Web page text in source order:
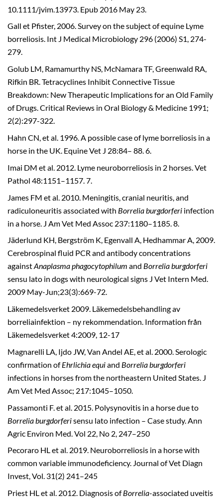
10.1111/jvim.13973. Epub 2016 May 23.
Gall et Pfister, 2006. Survey on the subject of equine Lyme
borreliosis. Int J Medical Microbiology 296 (2006) S1, 274-
279.
Golub LM, Ramamurthy NS, McNamara TF, Greenwald RA,
Rifkin BR. Tetracyclines Inhibit Connective Tissue
Breakdown: New Therapeutic Implications for an Old Family
of Drugs. Critical Reviews in Oral Biology & Medicine 1991;
2(2):297-322.
Hahn CN, et al. 1996. A possible case of lyme borreliosis in a
horse in the UK. Equine Vet J 28:84– 88. 6.
Imai DM et al. 2012. Lyme neuroborreliosis in 2 horses. Vet
Pathol 48:1151–1157. 7.
James FM et al. 2010. Meningitis, cranial neuritis, and
radiculoneuritis associated with Borrelia burgdorferi infection
in a horse. J Am Vet Med Assoc 237:1180–1185. 8.
Jäderlund KH, Bergström K, Egenvall A, Hedhammar A, 2009.
Cerebrospinal fluid PCR and antibody concentrations
againstAnaplasma phagocytophilum and Borrelia burgdorferi
sensu lato in dogs with neurological signs J Vet Intern Med.
2009 May-Jun;23(3):669-72.
Läkemedelsverket 2009. Läkemedelsbehandling av
borreliainfektion – ny rekommendation. Information från
Läkemedelsverket 4:2009, 12-17
Magnarelli LA, Ijdo JW, Van Andel AE, et al. 2000. Serologic
confirmation ofEhrlichia equiand Borrelia burgdorferi
infections in horses from the northeastern United States. J
Am Vet Med Assoc; 217:1045–1050.
Passamonti F. et al. 2015. Polysynovitis in a horse due to
Borrelia burgdorferisensu lato infection – Case study. Ann
Agric Environ Med. Vol 22, No 2, 247–250
Pecoraro HL et al. 2019. Neuroborreliosis in a horse with
common variable immunodeficiency. Journal of Vet Diagn
Invest, Vol. 31(2) 241–245
Priest HL et al. 2012. Diagnosis ofBorrelia-associated uveitis